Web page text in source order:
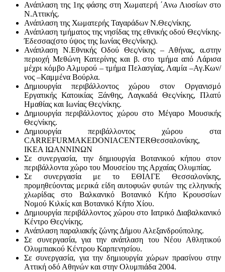
Ανάπλαση της 1ης φάσης στη Χωματερή ΄Ανω Λιοσίων στο
Ν.Αττικής.
Ανάπλαση της Χωματερής Ταγαράδων Ν.Θες/νίκης.
Ανάπλαση τμήματος της νησίδας της εθνικής οδού Θες/νίκης-
Έδεσσας(στο ύψος της Ιωνίας Θες/νίκης).
Ανάπλαση Ν.Εθνικής Οδού Θες/νίκης – Αθήνας, α.στην
περιοχή Μεθώνη Κατερίνης και β. στο τμήμα από Λάρισα
μέχρι κόμβο Αλμυρού – τμήμα Πελασγίας, Λαμία –Αγ.Κων/
νος –Καμμένα Βούρλα.
Δημιουργία περιβάλλοντος χώρου στον Οργανισμό
Εργατικής Κατοικίας Ξάνθης, Λαγκαδά Θες/νίκης, Πλατύ
Ημαθίας και Ιωνίας Θες/νίκης.
Δημιουργία περιβάλλοντος χώρου στο Μέγαρο Μουσικής
Θες/νίκης.
Δημιουργία περιβάλλοντος χώρου στα
CARREFURMAKEDONIACENTERΘεσσαλονίκης,
ΙΚΕΑ ΙΩΑΝΝΙΝΩΝ
Σε συνεργασία, την δημιουργία Βοτανικού κήπου στον
περιβάλλοντα χώρο του Μουσείου της Αρχαίας Ολυμπίας.
Σε συνεργασία με το ΕΘΙΑΓΕ Θεσσαλονίκης,
προμηθεύοντας μερικά είδη αυτοφυών φυτών της ελληνικής
χλωρίδας στο Βαλκανικό Βοτανικό Κήπο Κρουσσίων
Νομού Κιλκίς και Βοτανικό Κήπο Χίου.
Δημιουργία περιβάλλοντος χώρου στο Ιατρικό Διαβαλκανικό
Κέντρο Θες/νίκης.
Ανάπλαση παραλιακής ζώνης Δήμου Αλεξανδρούπολης.
Σε συνεργασία, για την ανάπλαση του Νέου Αθλητικού
Ολυμπιακού Κέντρου Καρπενησίου.
Σε συνεργασία, για την δημιουργία χώρων πρασίνου στην
Αττική οδό Αθηνών και στην Ολυμπιάδα 2004.